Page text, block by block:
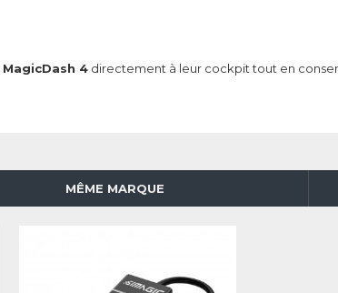
MagicDash 4 directement à leur cockpit tout en
MÊME MARQUE